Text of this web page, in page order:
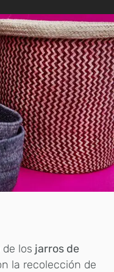
de los jarros de
la recolección de